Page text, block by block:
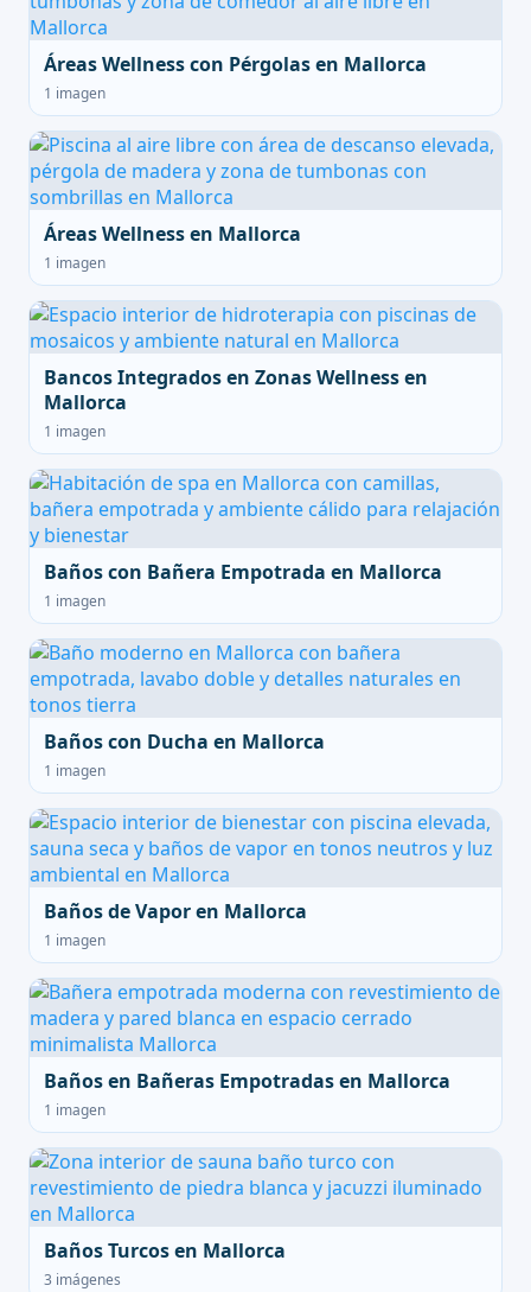
Áreas Wellness con Pérgolas en Mallorca
1 imagen
Áreas Wellness en Mallorca
1 imagen
Bancos Integrados en Zonas Wellness en
Mallorca
1 imagen
Baños con Bañera Empotrada en Mallorca
1 imagen
Baños con Ducha en Mallorca
1 imagen
Baños de Vapor en Mallorca
1 imagen
Baños en Bañeras Empotradas en Mallorca
1 imagen
Baños Turcos en Mallorca
3 imágenes